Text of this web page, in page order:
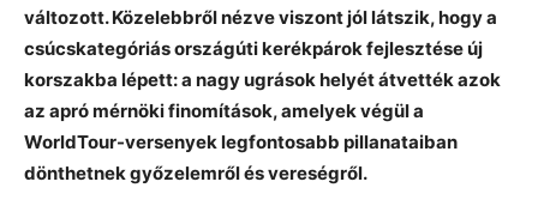
változott. Közelebbről nézve viszont jól látszik, hogy a
csúcskategóriás országúti kerékpárok fejlesztése új
korszakba lépett: a nagy ugrások helyét átvették azok
az apró mérnöki finomítások, amelyek végül a
WorldTour-versenyek legfontosabb pillanataiban
dönthetnek győzelemről és vereségről.